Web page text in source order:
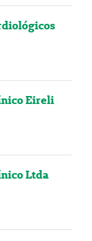
Eireli
Ltda